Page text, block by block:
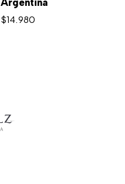
$14.980